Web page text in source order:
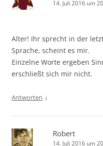
14. Juli 2016 um
Alter! Ihr sprecht in der
Sprache, scheint es mir.
Einzelne Worte ergeben
erschließt sich mir nicht.
Antworten ↓
Robert
14. Juli 2016 um